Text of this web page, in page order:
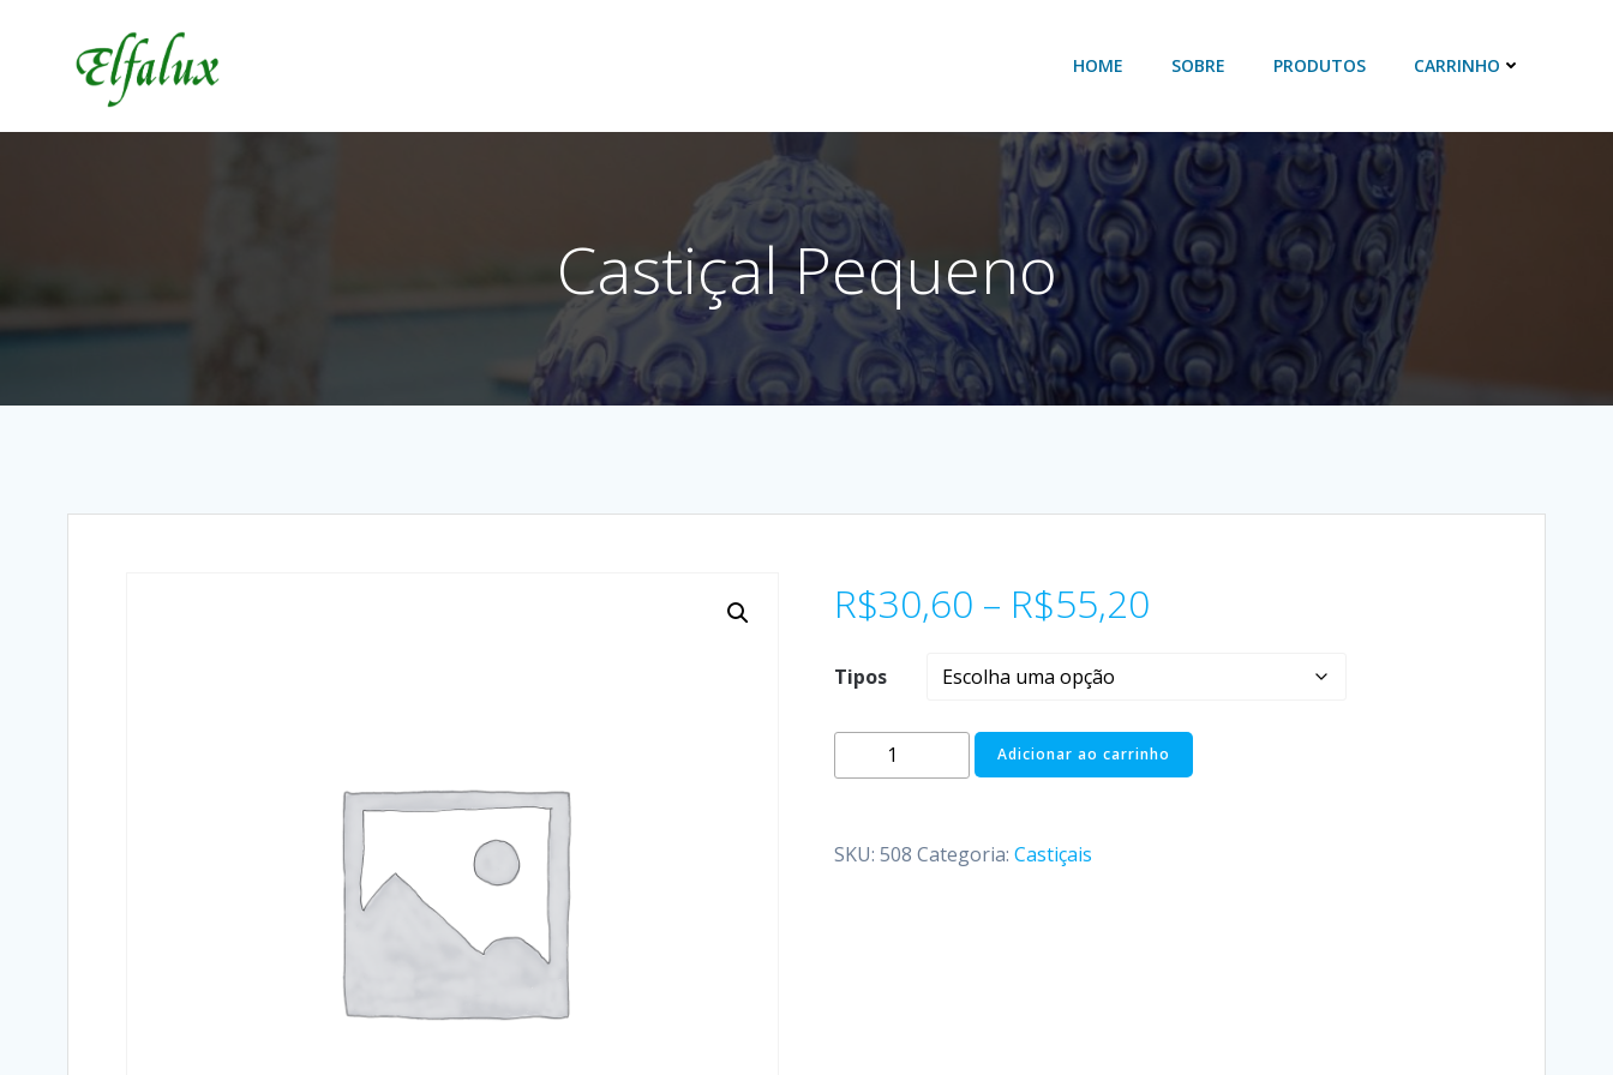
HOME SOBRE PRODUTOS CARRINHO
Castiçal Pequeno
R$30,60 – R$55,20
Tipos
Adicionar ao carrinho
SKU: 508 Categoria: Castiçais